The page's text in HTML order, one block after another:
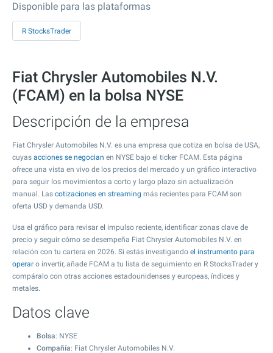
Disponible para las plataformas
R StocksTrader
Fiat Chrysler Automobiles N.V.
(FCAM) en la bolsa NYSE
Descripción de la empresa
Fiat Chrysler Automobiles N.V. es una empresa que cotiza en bolsa de USA,
cuyas acciones se negocian en NYSE bajo el ticker FCAM. Esta página
ofrece una vista en vivo de los precios del mercado y un gráfico interactivo
para seguir los movimientos a corto y largo plazo sin actualización
manual. Las cotizaciones en streaming más recientes para FCAM son
oferta USD y demanda USD.
Usa el gráfico para revisar el impulso reciente, identificar zonas clave de
precio y seguir cómo se desempeña Fiat Chrysler Automobiles N.V. en
relación con tu cartera en 2026. Si estás investigando el instrumento para
operar o invertir, añade FCAM a tu lista de seguimiento en R StocksTrader y
compáralo con otras acciones estadounidenses y europeas, índices y
metales.
Datos clave
Bolsa: NYSE
Compañía: Fiat Chrysler Automobiles N.V.